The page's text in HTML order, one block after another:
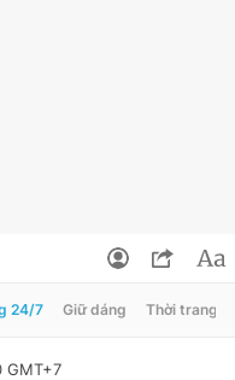
24/7 Giữ dáng Thời trang
GMT+7